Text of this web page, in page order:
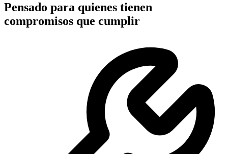
Pensado para quienes tienen
compromisos que cumplir